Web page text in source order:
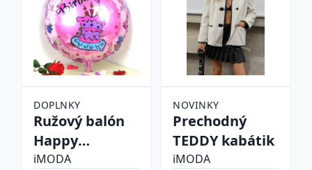
DOPLNKY
Ružový balón
Happy
birthday
iMODA
NOVINKY
Prechodný
TEDDY kabátik
iMODA